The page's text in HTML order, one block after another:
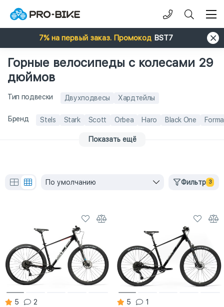
7% на первый заказ. Промокод BST7
Горные велосипеды с колесами 29
дюймов
Тип подвески Двухподвесы Хардтейлы
Бренд Stels Stark Scott Orbea Haro Black One
Показать ещё
По умолчанию Фильтр 3
5 2 5 1